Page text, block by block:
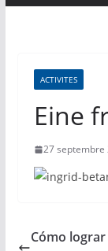
ACTIVITES
Eine
27 septembre
Cómo